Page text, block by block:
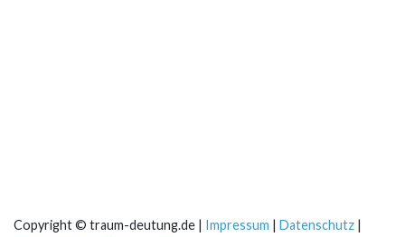
Copyright © traum-deutung.de | Impressum | Datenschutz |